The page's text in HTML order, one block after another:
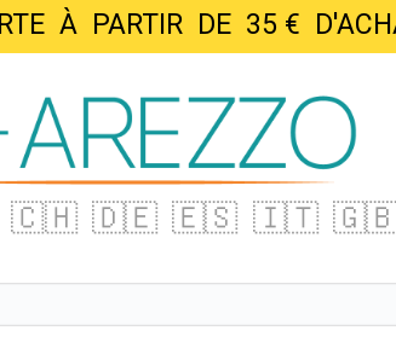
À PARTIR DE 35 €
🇨🇭 🇩🇪 🇪🇸 🇮🇹